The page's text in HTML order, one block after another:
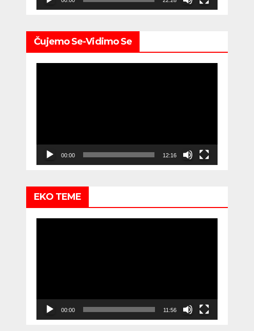
Čujemo Se-Vidimo Se
00:00 12:16
EKO TEME
00:00 11:56